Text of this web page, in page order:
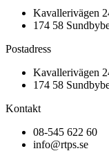
Kavallerivägen
174 58
Postadress
Kavallerivägen
174 58
Kontakt
08-545 622 60
info@rtps.se